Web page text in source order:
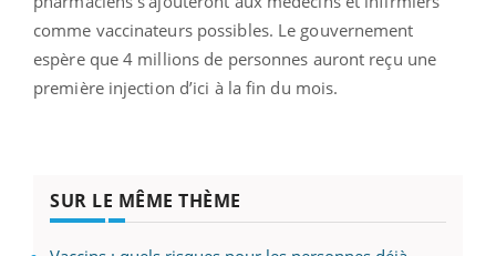
comme vaccinateurs possibles. Le gouvernement
espère que 4 millions de personnes auront reçu une
première injection d’ici à la fin du mois.
SUR LE MÊME THÈME